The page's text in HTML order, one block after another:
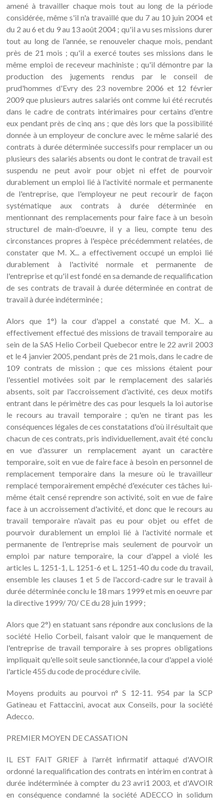
amené à travailler chaque mois tout au long de la période
considérée, même s'il n'a travaillé que du 7 au 10 juin 2004 et
du 2 au 6 et du 9 au 13 août 2004 ; qu'il a vu ses missions durer
tout au long de l'année, se renouveler chaque mois, pendant
près de 21 mois ; qu'il a exercé toutes ses missions dans le
même emploi de receveur machiniste ; qu'il démontre par la
production des jugements rendus par le conseil de
prud'hommes d'Evry des 23 novembre 2006 et 12 février
2009 que plusieurs autres salariés ont comme lui été recrutés
dans le cadre de contrats intérimaires pour certains d'entre
eux pendant près de cinq ans ; que dès lors que la possibilité
donnée à un employeur de conclure avec le même salarié des
contrats à durée déterminée successifs pour remplacer un ou
plusieurs des salariés absents ou dont le contrat de travail est
suspendu ne peut avoir pour objet ni effet de pourvoir
durablement un emploi lié à l'activité normale et permanente
de l'entreprise, que l'employeur ne peut recourir de façon
systématique aux contrats à durée déterminée en
mentionnant des remplacements pour faire face à un besoin
structurel de main-d'oeuvre, il y a lieu, compte tenu des
circonstances propres à l'espèce précédemment relatées, de
constater que M. X... a effectivement occupé un emploi lié
durablement à l'activité normale et permanente de
l'entreprise et qu'il est fondé en sa demande de requalification
de ses contrats de travail à durée déterminée en contrat de
travail à durée indéterminée ;
Alors que 1°) la cour d'appel a constaté que M. X... a
effectivement effectué des missions de travail temporaire au
sein de la SAS Helio Corbeil Quebecor entre le 22 avril 2003
et le 4 janvier 2005, pendant près de 21 mois, dans le cadre de
109 contrats de mission ; que ces missions étaient pour
l'essentiel motivées soit par le remplacement des salariés
absents, soit par l'accroissement d'activité, ces deux motifs
entrant dans le périmètre des cas pour lesquels la loi autorise
le recours au travail temporaire ; qu'en ne tirant pas les
conséquences légales de ces constatations d'où il résultait que
chacun de ces contrats, pris individuellement, avait été conclu
en vue d'assurer un remplacement ayant un caractère
temporaire, soit en vue de faire face à besoin en personnel de
remplacement temporaire dans la mesure où le travailleur
remplacé temporairement empêché d'exécuter ces tâches lui-
même était censé reprendre son activité, soit en vue de faire
face à un accroissement d'activité, et donc que le recours au
travail temporaire n'avait pas eu pour objet ou effet de
pourvoir durablement un emploi lié à l'activité normale et
permanente de l'entreprise mais seulement de pourvoir un
emploi par nature temporaire, la cour d'appel a violé les
articles L. 1251-1, L. 1251-6 et L. 1251-40 du code du travail,
ensemble les clauses 1 et 5 de l'accord-cadre sur le travail à
durée déterminée conclu le 18 mars 1999 et mis en oeuvre par
la directive 1999/ 70/ CE du 28 juin 1999 ;
Alors que 2°) en statuant sans répondre aux conclusions de la
société Helio Corbeil, faisant valoir que le manquement de
l'entreprise de travail temporaire à ses propres obligations
impliquait qu'elle soit seule sanctionnée, la cour d'appel a violé
l'article 455 du code de procédure civile.
Moyens produits au pourvoi n° S 12-11. 954 par la SCP
Gatineau et Fattaccini, avocat aux Conseils, pour la société
Adecco.
PREMIER MOYEN DE CASSATION
IL EST FAIT GRIEF à l'arrêt infirmatif attaqué d'AVOIR
ordonné la requalification des contrats en intérim en contrat à
durée indéterminée à compter du 23 avri1 2003, et d'AVOIR
en conséquence condamné la société ADECCO in solidum